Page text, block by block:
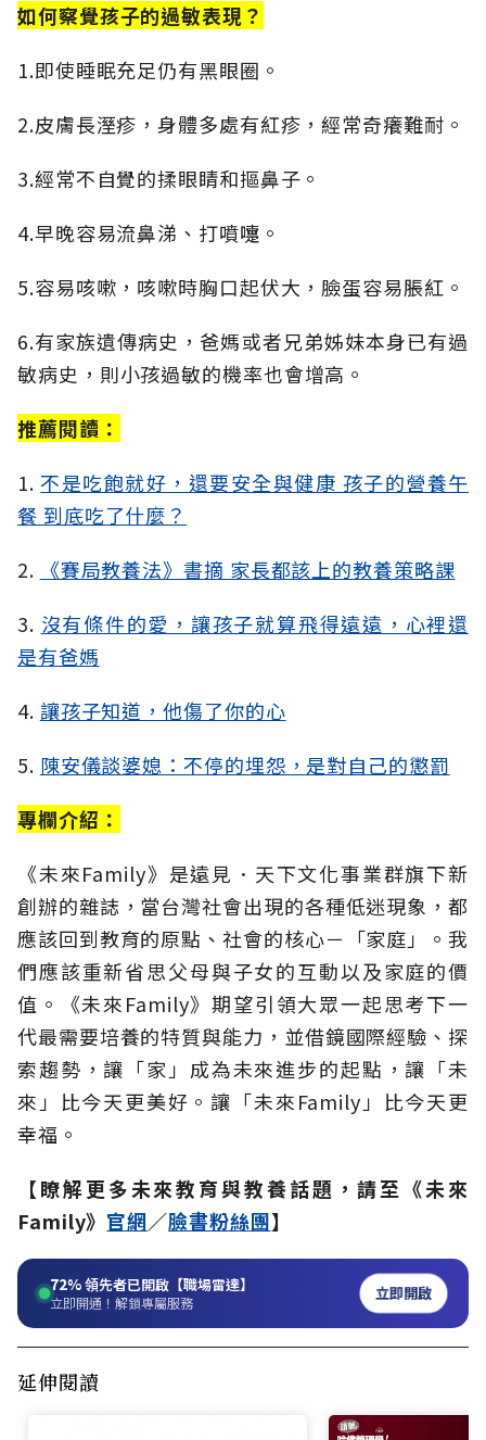
如何察覺孩子的過敏表現？
1.即使睡眠充足仍有黑眼圈。
2.皮膚長溼疹，身體多處有紅疹，經常奇癢難耐。
3.經常不自覺的揉眼睛和摳鼻子。
4.早晚容易流鼻涕、打噴嚏。
5.容易咳嗽，咳嗽時胸口起伏大，臉蛋容易脹紅。
6.有家族遺傳病史，爸媽或者兄弟姊妹本身已有過
敏病史，則小孩過敏的機率也會增高。
推薦閱讀：
1.不是吃飽就好，還要安全與健康 孩子的營養午
餐 到底吃了什麼？
2. 《賽局教養法》書摘 家長都該上的教養策略課
3. 沒有條件的愛，讓孩子就算飛得遠遠，心裡還
是有爸媽
4. 讓孩子知道，他傷了你的心
5. 陳安儀談婆媳：不停的埋怨，是對自己的懲罰
專欄介紹：
《未來Family》是遠見．天下文化事業群旗下新
創辦的雜誌，當台灣社會出現的各種低迷現象，都
應該回到教育的原點、社會的核心－「家庭」。我
們應該重新省思父母與子女的互動以及家庭的價
值。《未來Family》期望引領大眾一起思考下一
代最需要培養的特質與能力，並借鏡國際經驗、探
索趨勢，讓「家」成為未來進步的起點，讓「未
來」比今天更美好。讓「未來Family」比今天更
幸福。
【瞭解更多未來教育與教養話題，請至《未來
Family》 官網／臉書粉絲團】
72%領先者已開啟【職場雷達】
立即開通！解鎖專屬服務 立即開啟
延伸閱讀